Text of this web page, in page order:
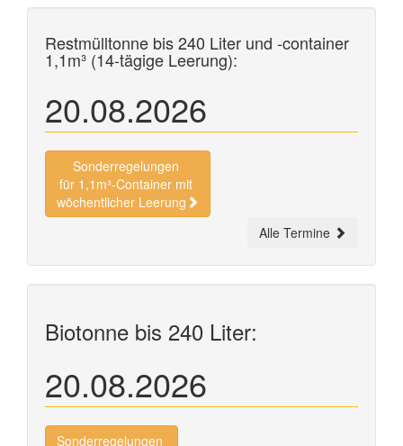
Restmülltonne bis 240 Liter und -container
1,1m³ (14-tägige Leerung):
20.08.2026
Sonderregelungen
für 1,1m³-Container mit
wöchentlicher Leerung
Alle Termine
Biotonne bis 240 Liter:
20.08.2026
Sonderregelungen